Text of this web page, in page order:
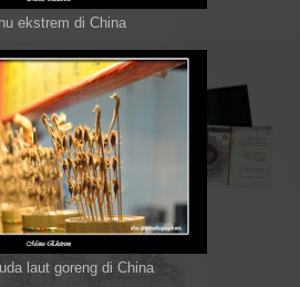
ekstrem di China
laut goreng di China